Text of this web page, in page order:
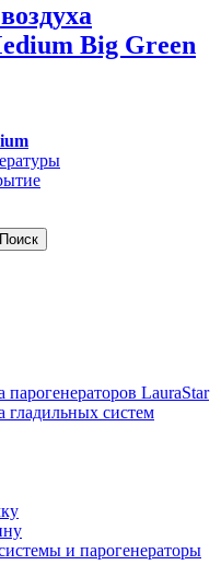
Big Green
парогенераторов LauraStar
гладильных систем
и парогенераторы